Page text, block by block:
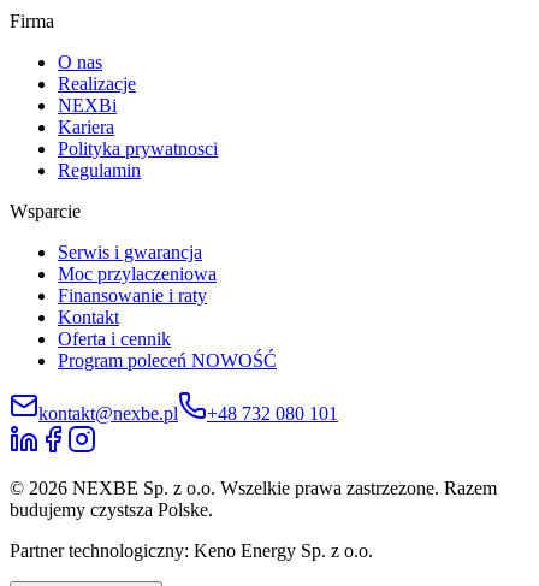
Firma
O nas
Realizacje
NEXBi
Kariera
Polityka prywatnosci
Regulamin
Wsparcie
Serwis i gwarancja
Moc przylaczeniowa
Finansowanie i raty
Kontakt
Oferta i cennik
Program poleceń NOWOŚĆ
kontakt@nexbe.pl +48 732 080 101
© 2026 NEXBE Sp. z o.o. Wszelkie prawa zastrzezone. Razem
budujemy czystsza Polske.
Partner technologiczny: Keno Energy Sp. z o.o.